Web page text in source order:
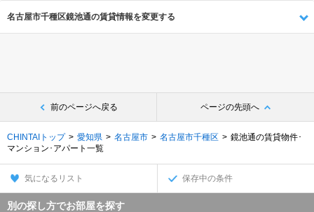
名古屋市千種区鏡池通の賃貸情報を変更する
前のページへ戻る ページの先頭へ
CHINTAIトップ 愛知県 名古屋市 名古屋市千種区
鏡池通の賃貸物件･
マンション･アパート一覧
気になるリスト 保存中の条件
別の探し方でお部屋を探す